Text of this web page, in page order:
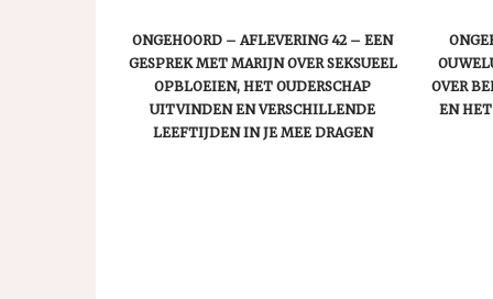
ONGEHOORD – AFLEVERING 42 – EEN
GESPREK MET MARIJN OVER SEKSUEEL
OPBLOEIEN, HET OUDERSCHAP
UITVINDEN EN VERSCHILLENDE
LEEFTIJDEN IN JE MEE DRAGEN
OVER
EN